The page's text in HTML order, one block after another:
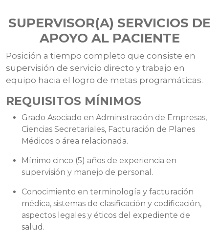
SUPERVISOR(A) SERVICIOS DE
APOYO AL PACIENTE
Posición a tiempo completo que consiste en
supervisión de servicio directo y trabajo en
equipo hacia el logro de metas programáticas.
REQUISITOS MÍNIMOS
Grado Asociado en Administración de Empresas,
Ciencias Secretariales, Facturación de Planes
Médicos o área relacionada.
Mínimo cinco (5) años de experiencia en
supervisión y manejo de personal.
Conocimiento en terminología y facturación
médica, sistemas de clasificación y codificación,
aspectos legales y éticos del expediente de
salud.